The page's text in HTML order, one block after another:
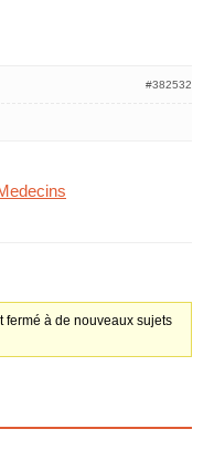
#382532
fermé à de nouveaux sujets